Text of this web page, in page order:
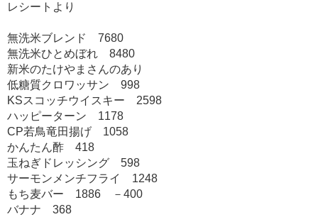
レシートより
無洗米ブレンド 7680
無洗米ひとめぼれ 8480
新米のたけやまさんのあり
低糖質クロワッサン 998
KSスコッチウイスキー 2598
ハッピーターン 1178
CP若鳥竜田揚げ 1058
かんたん酢 418
玉ねぎドレッシング 598
サーモンメンチフライ 1248
もち麦バー 1886 －400
バナナ 368